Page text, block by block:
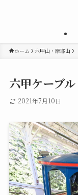
ホーム 六甲山・摩耶山
六甲ケーブル
2021年7月10日